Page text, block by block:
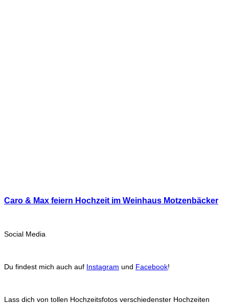
Caro & Max feiern Hochzeit im Weinhaus Motzenbäcker
Social Media
Du findest mich auch auf Instagram und Facebook!
Lass dich von tollen Hochzeitsfotos verschiedenster Hochzeiten